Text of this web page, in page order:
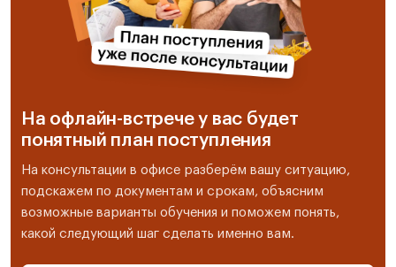
На офлайн-встрече у вас будет
понятный план поступления
На консультации в офисе разберём вашу ситуацию,
подскажем по документам и срокам, объясним
возможные варианты обучения и поможем понять,
какой следующий шаг сделать именно вам.